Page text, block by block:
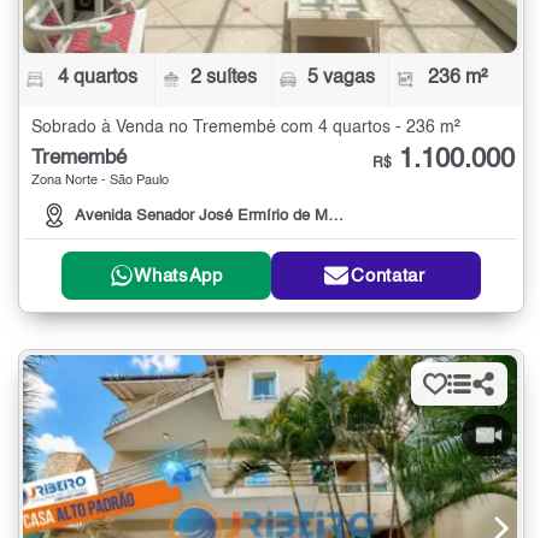
4 quartos 2 suítes 5 vagas 236 m²
Sobrado à Venda no Tremembé com 4 quartos - 236 m²
Tremembé
Zona Norte - São Paulo
Avenida Senador José Ermírio de Moraes, 1515
R$ 1.100.000
WhatsApp Contatar